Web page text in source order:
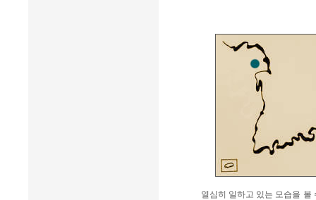
열심히 일하고 있는 모습을 볼